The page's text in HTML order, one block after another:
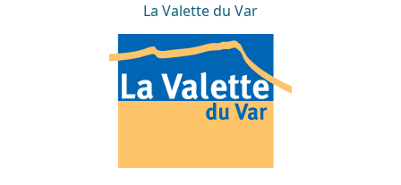
La Valette du Var